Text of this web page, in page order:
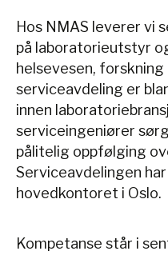
Hos NMAS leverer vi
på laboratorieutstyr
helsevesen,
serviceavdeling er
innen
serviceingeniører
pålitelig oppfølging
Serviceavdelingen har
hovedkontoret i Oslo.
Kompetanse står i